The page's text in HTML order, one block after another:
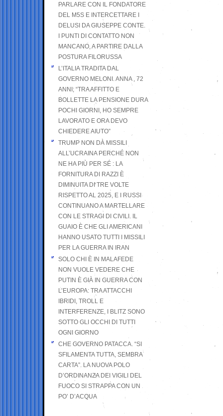
PARLARE CON IL FONDATORE
DEL M5S E INTERCETTARE I
DELUSI DA GIUSEPPE CONTE.
I PUNTI DI CONTATTO NON
MANCANO, A PARTIRE DALLA
POSTURA FILORUSSA
L’ITALIA TRADITA DAL
GOVERNO MELONI. ANNA , 72
ANNI; “TRA AFFITTO E
BOLLETTE LA PENSIONE DURA
POCHI GIORNI, HO SEMPRE
LAVORATO E ORA DEVO
CHIEDERE AIUTO”
TRUMP NON DÀ MISSILI
ALL’UCRAINA PERCHÉ NON
NE HA PIÙ PER SÉ : LA
FORNITURA DI RAZZI È
DIMINUITA DI TRE VOLTE
RISPETTO AL 2025, E I RUSSI
CONTINUANO A MARTELLARE
CON LE STRAGI DI CIVILI. IL
GUAIO È CHE GLI AMERICANI
HANNO USATO TUTTI I MISSILI
PER LA GUERRA IN IRAN
SOLO CHI È IN MALAFEDE
NON VUOLE VEDERE CHE
PUTIN È GIÀ IN GUERRA CON
L’EUROPA: TRA ATTACCHI
IBRIDI, TROLL E
INTERFERENZE, I BLITZ SONO
SOTTO GLI OCCHI DI TUTTI
OGNI GIORNO
CHE GOVERNO PATACCA. “SI
SFILAMENTA TUTTA, SEMBRA
CARTA”. LA NUOVA POLO
D’ORDINANZA DEI VIGILI DEL
FUOCO SI STRAPPA CON UN
PO’ D’ACQUA